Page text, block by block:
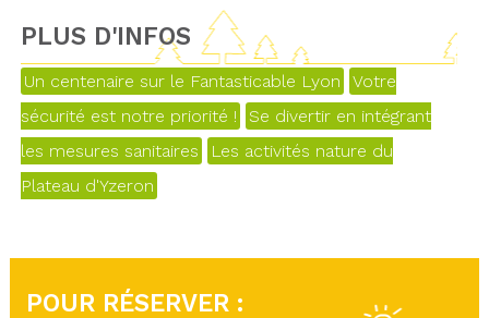
PLUS D'INFOS
Un centenaire sur le Fantasticable Lyon
Votre
sécurité est notre priorité !
Se divertir en intégrant
les mesures sanitaires
Les activités nature du
Plateau d'Yzeron
POUR RÉSERVER :